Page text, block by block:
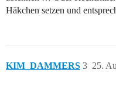
Häkchen setzen und
KIM_DAMMERS 25.
3